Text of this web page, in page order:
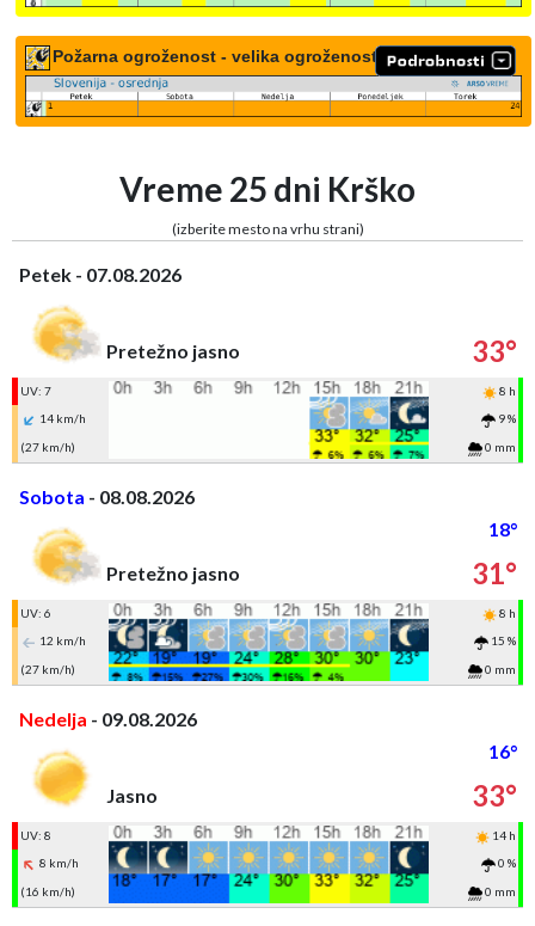
Požarna ogroženost - velika ogroženost
Vreme 25 dni Krško
(izberite mesto na vrhu strani)
Petek - 07.08.2026
Pretežno jasno 33°
UV: 7
8 h
14 km/h
9 %
(27 km/h)
0 mm
Sobota - 08.08.2026
18°
Pretežno jasno
31°
UV: 6
8 h
12 km/h
15 %
(27 km/h)
0 mm
Nedelja - 09.08.2026
16°
Jasno
33°
UV: 8
14 h
8 km/h
0 %
(16 km/h)
0 mm